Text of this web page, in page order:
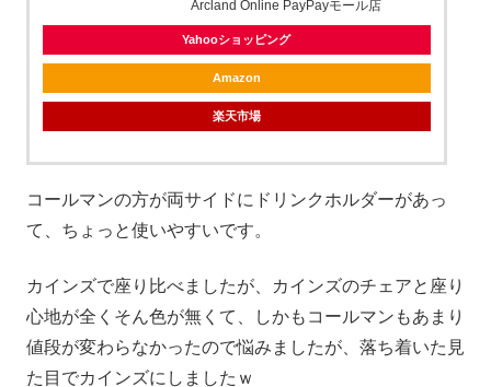
Arcland Online PayPayモール店
Yahooショッピング
Amazon
楽天市場
コールマンの方が両サイドにドリンクホルダーがあっ
て、ちょっと使いやすいです。
カインズで座り比べましたが、カインズのチェアと座り
心地が全くそん色が無くて、しかもコールマンもあまり
値段が変わらなかったので悩みましたが、落ち着いた見
た目でカインズにしましたｗ